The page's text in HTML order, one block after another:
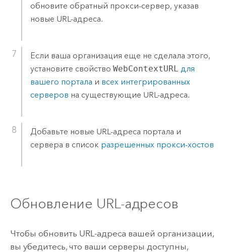
обновите обратный прокси-сервер, указав
новые URL-адреса.
Если ваша организация еще не сделала этого,
установите свойство WebContextURL
для
вашего портала и всех интегрированных
серверов на существующие URL-адреса.
Добавьте новые URL-адреса портала и
сервера в список разрешенных прокси-хостов
Обновление URL-адресов
Чтобы обновить URL-адреса вашей организации,
вы убедитесь, что ваши серверы доступны,